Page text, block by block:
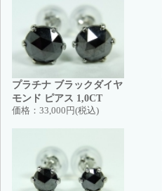
プラチナ ブラックダイヤ
モンド ピアス 1,0CT
価格： 33,000円(税込)